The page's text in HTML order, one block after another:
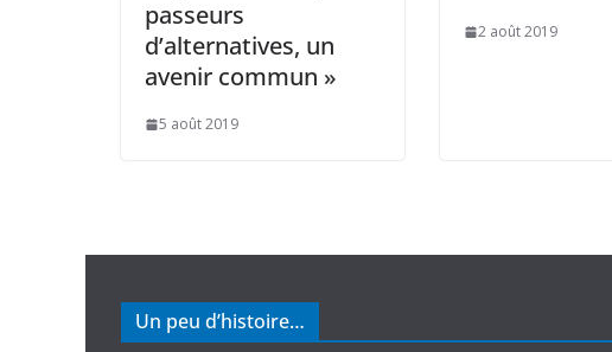
passeurs
d’alternatives, un
avenir commun »
5 août 2019
2 août 2019
Un peu d’histoire…